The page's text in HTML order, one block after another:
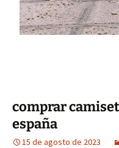
comprar
españa
15 de agosto de 2023